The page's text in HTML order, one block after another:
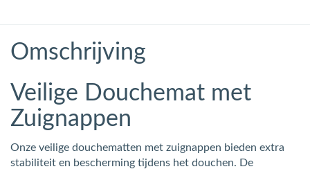
Omschrijving
Veilige Douchemat met
Zuignappen
Onze veilige douchematten met zuignappen bieden extra
stabiliteit en bescherming tijdens het douchen. De